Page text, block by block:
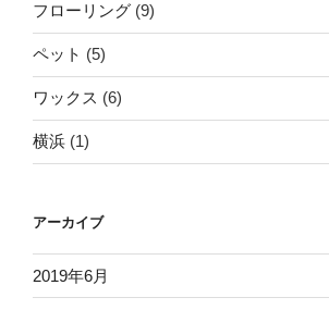
フローリング (9)
ペット (5)
ワックス (6)
横浜 (1)
アーカイブ
2019年6月